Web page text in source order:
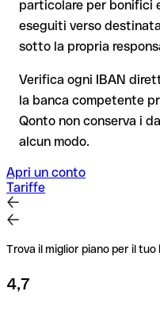
importi elevati.
esclusivamente da
beneficiario. Se i dati non
consente di individuare
controllo non blocca il
Consiglio: verifica ogni
per importi elevati o nuovi
particolare per bonifici
eseguiti verso
sotto la propria
Verifica ogni IBAN
la banca competente
Qonto non conserva i
alcun modo.
Apri un conto
Tariffe
Trova il miglior piano per il tuo
4,7